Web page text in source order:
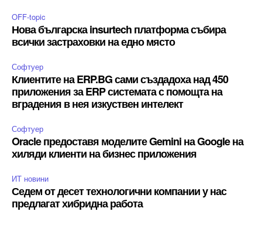
OFF-topic
Нова българска insurtech платформа събира
всички застраховки на едно място
Софтуер
Клиентите на ERP.BG сами създадоха над 450
приложения за ERP системата с помощта на
вградения в нея изкуствен интелект
Софтуер
Oracle предоставя моделите Gemini на Google на
хиляди клиенти на бизнес приложения
ИТ новини
Седем от десет технологични компании у нас
предлагат хибридна работа